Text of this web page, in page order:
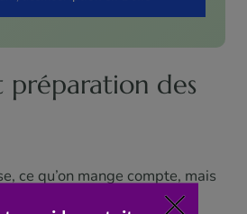
préparation des
ce qu’on mange compte, mais
compte tout autant. Les